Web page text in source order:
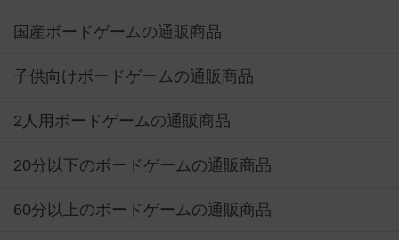
国産ボードゲームの通販商品
子供向けボードゲームの通販商品
2人用ボードゲームの通販商品
20分以下のボードゲームの通販商品
60分以上のボードゲームの通販商品